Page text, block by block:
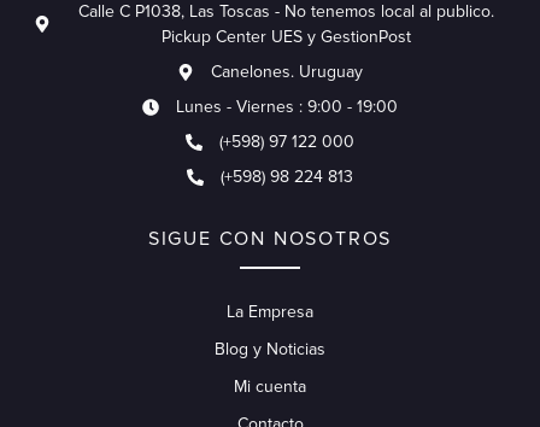
Calle C P1038, Las Toscas - No tenemos local al publico.
Pickup Center UES y GestionPost
Canelones. Uruguay
Lunes - Viernes : 9:00 - 19:00
(+598) 97 122 000
(+598) 98 224 813
SIGUE CON NOSOTROS
La Empresa
Blog y Noticias
Mi cuenta